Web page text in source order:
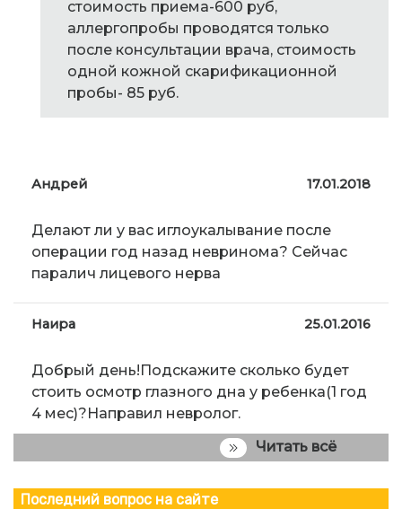
стоимость приема-600 руб,
аллергопробы проводятся только
после консультации врача, стоимость
одной кожной скарификационной
пробы- 85 руб.
Андрей 17.01.2018
Делают ли у вас иглоукалывание после
операции год назад невринома? Сейчас
паралич лицевого нерва
Наира 25.01.2016
Добрый день!Подскажите сколько будет
стоить осмотр глазного дна у ребенка(1 год
4 мес)?Направил невролог.
Читать всё
Последний вопрос на сайте